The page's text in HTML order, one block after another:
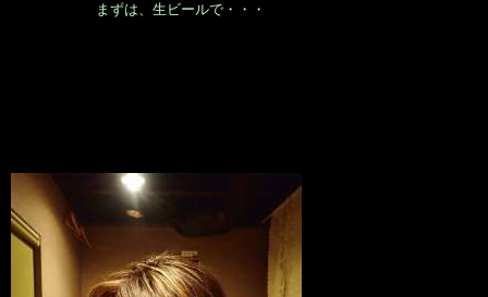
まずは、生ビールで・・・